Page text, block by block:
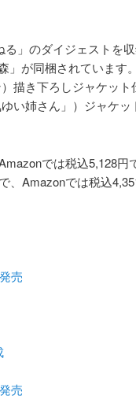
」のダイジェストを
が同梱されています
描き下ろしジャケット
い姉さん」）ジャケッ
では税込5,128円
、Amazonでは税込
売
売